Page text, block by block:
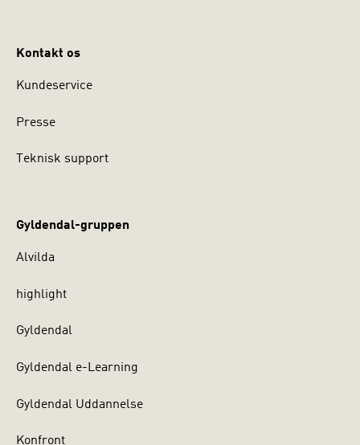
Kontakt os
Kundeservice
Presse
Teknisk support
Gyldendal-gruppen
Alvilda
highlight
Gyldendal
Gyldendal e-Learning
Gyldendal Uddannelse
Konfront